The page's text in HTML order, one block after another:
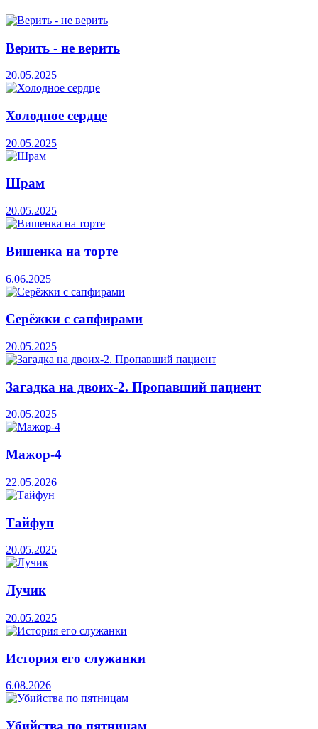
Верить - не верить
20.05.2025
Холодное сердце
20.05.2025
Шрам
20.05.2025
Вишенка на торте
6.06.2025
Серёжки с сапфирами
20.05.2025
Загадка на двоих-2. Пропавший пациент
20.05.2025
Мажор-4
22.05.2026
Тайфун
20.05.2025
Лучик
20.05.2025
История его служанки
6.08.2026
Убийства по пятницам